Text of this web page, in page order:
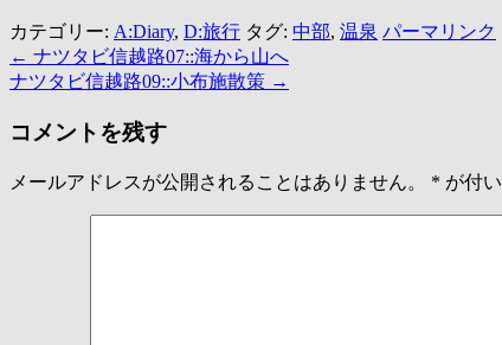
カテゴリー: A:Diary, D:旅行 タグ: 中部, 温泉 パーマリンク
← ナツタビ信越路07::海から山へ
ナツタビ信越路09::小布施散策 →
コメントを残す
メールアドレスが公開されることはありません。 * が付